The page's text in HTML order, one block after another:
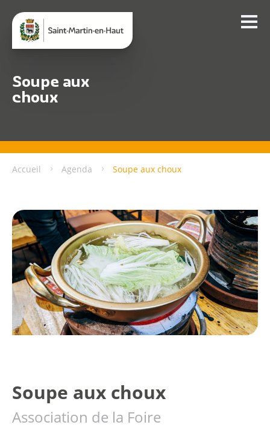
Soupe aux
choux
Accueil Agenda Soupe aux choux
Soupe aux choux
Association de la Foire
Pratique